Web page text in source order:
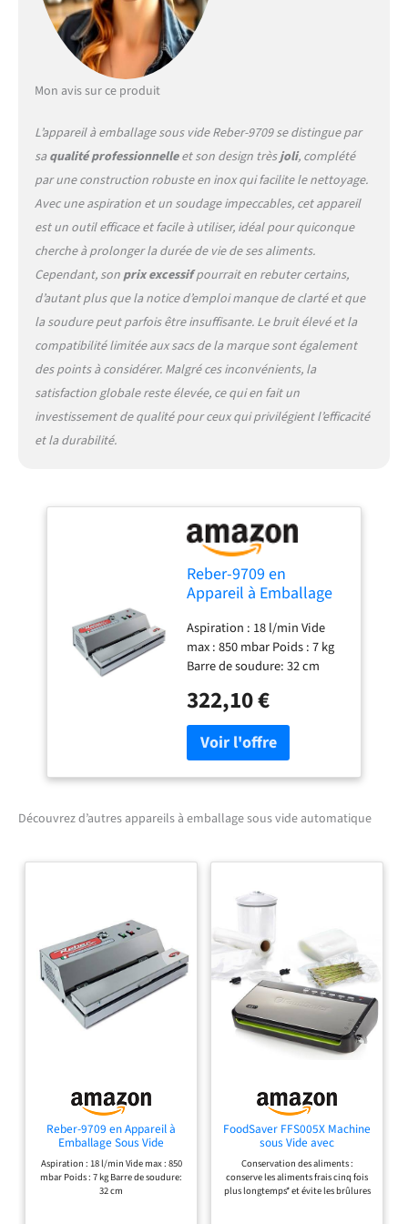
Mon avis sur ce produit
L’appareil à emballage sous vide Reber-9709 se distingue par
saqualité professionnelleet son design trèsjoli, complété
par une construction robuste en inox qui facilite le nettoyage.
Avec une aspiration et un soudage impeccables, cet appareil
est un outil efficace et facile à utiliser, idéal pour quiconque
cherche à prolonger la durée de vie de ses aliments.
Cependant, sonprix excessifpourrait en rebuter certains,
d’autant plus que la notice d’emploi manque de clarté et que
la soudure peut parfois être insuffisante. Le bruit élevé et la
compatibilité limitée aux sacs de la marque sont également
des points à considérer. Malgré ces inconvénients, la
satisfaction globale reste élevée, ce qui en fait un
investissement de qualité pour ceux qui privilégient l’efficacité
et la durabilité.
Reber-9709 en
Appareil à Emballage
Automatique Ecopro
30,-850MB 18 L/Min
Inox 200 Watts Gris
Aspiration : 18 l/min Vide
max : 850 mbar Poids : 7 kg
Barre de soudure: 32 cm
322,10 €
Découvrez d’autres appareils à emballage sous vide automatique
Reber-9709 en Appareil à
Emballage Sous Vide
Automatique Ecopro
30,-850MB 18 L/Min Inox 200
Watts Gris
Aspiration : 18 l/min Vide max : 850
mbar Poids : 7 kg Barre de soudure:
32 cm
FoodSaver FFS005X Machine
sous Vide avec
Compartiment de
Rangement pour Rouleau et
Cutter, Fonction Pulse pour
Aliments Fragiles, Inclus
Conservation des aliments :
conserve les aliments frais cinq fois
plus longtemps* et évite les brûlures